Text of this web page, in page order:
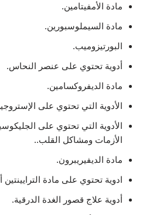
مادة الأمفيتامين.
مادة السيملوسبورين.
البورتيزوميب.
أدوية تحتوي على عنصر النحاس.
مادة الديفروكسامين.
الأدوية التي تحتوي على
الأدوية التي تحتوي على
الأزمات ومشاكل القلب..
مادة الديفيريبرون.
ادوية تحتوي على مادة الترايينتين
أدوية علاج قصور الغدة الدرقية.